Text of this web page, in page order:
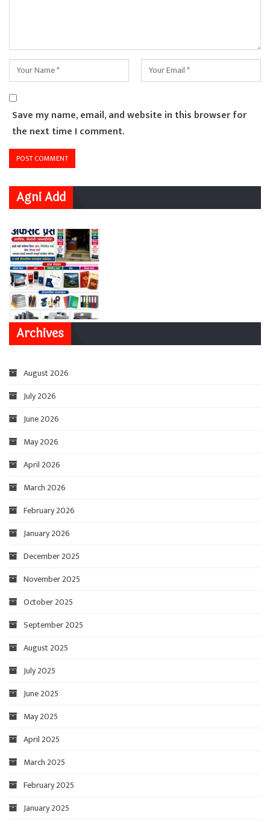
Save my name, email, and website in this browser for
the next time I comment.
Agni Add
Archives
August 2026
July 2026
June 2026
May 2026
April 2026
March 2026
February 2026
January 2026
December 2025
November 2025
October 2025
September 2025
August 2025
July 2025
June 2025
May 2025
April 2025
March 2025
February 2025
January 2025